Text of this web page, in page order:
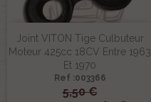
Joint VITON Tige Culbuteur
Moteur 425cc 18CV Entre 1963
Et 1970
Ref :003366
5,50 €